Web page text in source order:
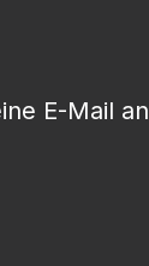
E-Mail an